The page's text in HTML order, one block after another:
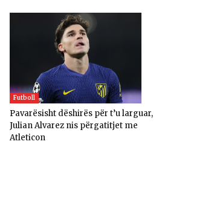
Futboll
Pavarësisht dëshirës për t’u larguar,
Julian Alvarez nis përgatitjet me
Atleticon